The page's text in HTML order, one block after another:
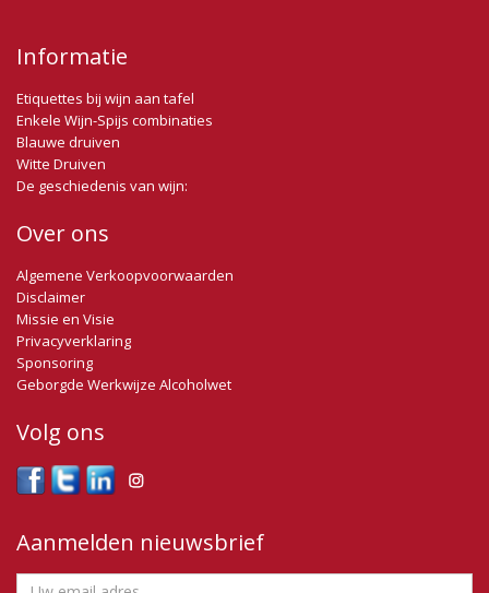
Informatie
Etiquettes bij wijn aan tafel
Enkele Wijn-Spijs combinaties
Blauwe druiven
Witte Druiven
De geschiedenis van wijn:
Over ons
Algemene Verkoopvoorwaarden
Disclaimer
Missie en Visie
Privacyverklaring
Sponsoring
Geborgde Werkwijze Alcoholwet
Volg ons
Aanmelden nieuwsbrief